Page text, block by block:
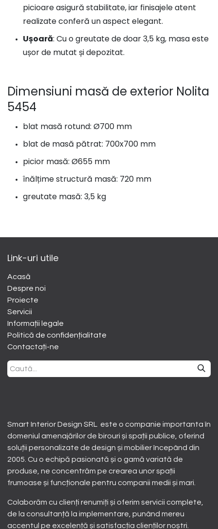
picioare asigură stabilitate, iar finisajele atent
realizate conferă un aspect elegant.
Ușoară: Cu o greutate de doar 3,5 kg, masa este
ușor de mutat și depozitat.
Dimensiuni masă de exterior Nolita
5454
blat masă rotund: Ø700 mm
blat de masă pătrat: 700x700 mm
picior masă: Ø655 mm
înălțime structură masă: 720 mm
greutate masă: 3,5 kg
Link-uri utile
Acasă
Despre noi
​Proiecte
Servicii
Informații legale
Politică de confidențialitate
Contactați-ne
Smart Interior Design SRL este o companie importanta în
domeniul amenajărilor de birouri și spații publice, oferind
soluții personalizate de design și mobilier începând din
2005. Cu o echipă pasionată și o gamă variată de
produse, ne concentrăm pe crearea unor spații
frumoase și funcționale pentru companii medii și mari.
Colaborăm cu clienți renumiți și oferim servicii complete,
de la consultanță la implementare, punând mereu
accentul pe excelență și satisfacția clienților noștri.